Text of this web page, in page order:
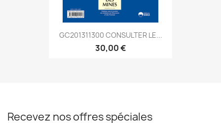
GC201311300 CONSULTER LE...
30,00 €
Recevez nos offres spéciales